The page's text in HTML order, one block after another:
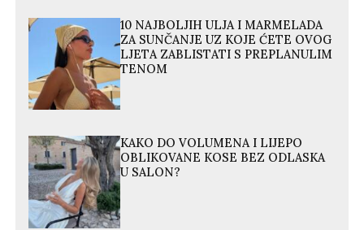
10 NAJBOLJIH ULJA I MARMELADA
ZA SUNČANJE UZ KOJE ĆETE OVOG
LJETA ZABLISTATI S PREPLANULIM
TENOM
KAKO DO VOLUMENA I LIJEPO
OBLIKOVANE KOSE BEZ ODLASKA
U SALON?